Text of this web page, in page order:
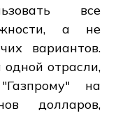
все
а не
вариантов.
отрасли,
на
долларов,